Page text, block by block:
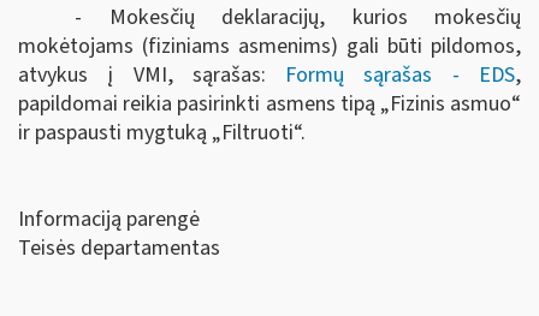
- Mokesčių deklaracijų, kurios mokesčių
mokėtojams (fiziniams asmenims) gali būti pildomos,
atvykus į VMI, sąrašas: Formų sąrašas - EDS,
papildomai reikia pasirinkti asmens tipą „Fizinis asmuo“
ir paspausti mygtuką „Filtruoti“.
Informaciją parengė
Teisės departamentas